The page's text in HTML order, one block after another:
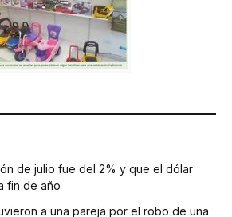
de julio fue del 2% y que el dólar
fin de año
a una pareja por el robo de una